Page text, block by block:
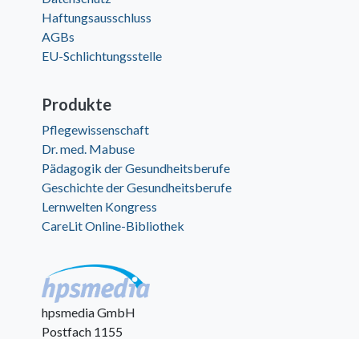
Haftungsausschluss
AGBs
EU-Schlichtungsstelle
Produkte
Pflegewissenschaft
Dr. med. Mabuse
Pädagogik der Gesundheitsberufe
Geschichte der Gesundheitsberufe
Lernwelten Kongress
CareLit Online-Bibliothek
hpsmedia GmbH
Postfach 1155